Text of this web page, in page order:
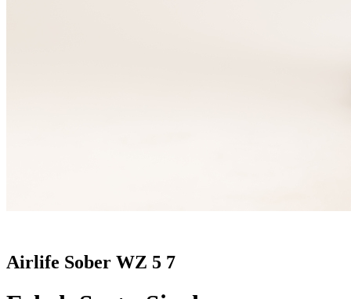
Airlife Sober WZ 5 7